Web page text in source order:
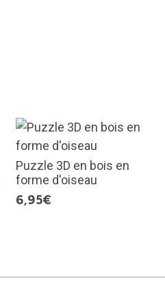
Puzzle 3D en bois en
forme d'oiseau
6,95€